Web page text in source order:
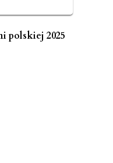
polskiej 2025